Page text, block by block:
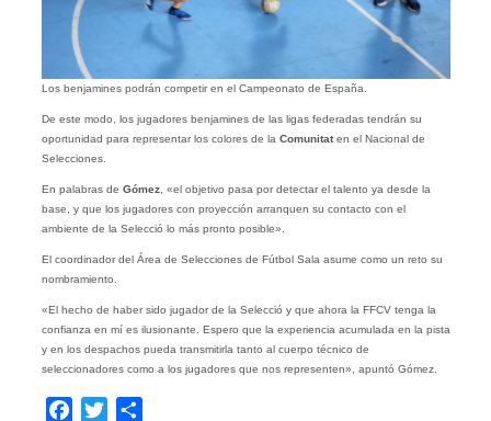
Los benjamines podrán competir en el Campeonato de España.
De este modo, los jugadores benjamines de las ligas federadas tendrán su
oportunidad para representar los colores de la Comunitaten el Nacional de
Selecciones.
En palabras de Gómez, «el objetivo pasa por detectar el talento ya desde la
base, y que los jugadores con proyección arranquen su contacto con el
ambiente de la Selecció lo más pronto posible».
El coordinador del Área de Selecciones de Fútbol Sala asume como un reto su
nombramiento.
«El hecho de haber sido jugador de la Selecció y que ahora la FFCV tenga la
confianza en mí es ilusionante. Espero que la experiencia acumulada en la pista
y en los despachos pueda transmitirla tanto al cuerpo técnico de
seleccionadores como a los jugadores que nos representen», apuntó Gómez.
Facebook
Twitter